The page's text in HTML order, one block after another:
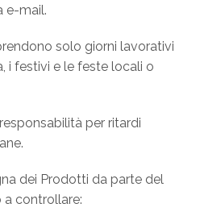
e-mail.
solo giorni lavorativi
i festivi e le feste locali o
per ritardi
dei Prodotti da parte del
a controllare: